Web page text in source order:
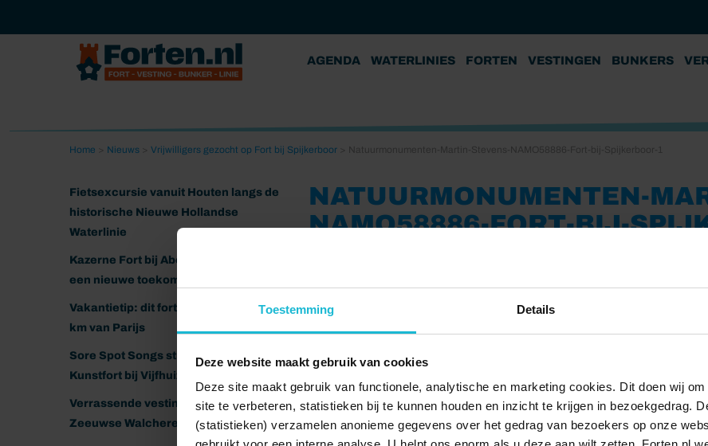
Toestemming Details
Deze website maakt gebruik van cookies
Deze site maakt gebruik van functionele, analytische en marketing cookies. Dit doen wij
site te verbeteren, statistieken bij te kunnen houden en inzicht te krijgen in bezoekgedrag.
(statistieken) verzamelen anonieme gegevens over het gedrag van bezoekers op onze
AGENDA WATERLINIES FORTEN VESTINGEN BUNKERS
Home Nieuws Vrijwilligers gezocht op Fort bij Spijkerboor
Fietsexcursie vanuit Houten langs de
historische Nieuwe Hollandse
Waterlinie
Kazerne Fort bij Abcoude klaar voor
een nieuwe toekomst
Vakantietip: dit fort ligt nog geen 20
km van Parijs
Sore Spot Songs strijkt neer op het
Kunstfort bij Vijfhuizen
Verrassende vestingen van het
Zeeuwse Walcheren
NATUURMONUMENTEN-
NAMO58886-FORT-BIJ-